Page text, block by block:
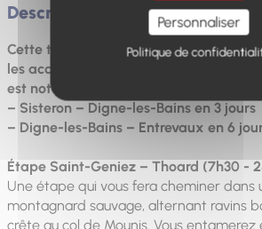
Description
Cette traversée GRP® GTPA peut être
les accès ferroviaires et routiers sont
est notamment possible de faire :
– Sisteron – Digne-les-Bains en 3 jours
– Digne-les-Bains – Entrevaux en 6
Étape Saint-Geniez – Thoard (7h30 -
Une étape qui vous fera cheminer dans
montagnard sauvage, alternant ravins
crête au col de Mounis. Vous entamerez
Personnaliser
Politique de